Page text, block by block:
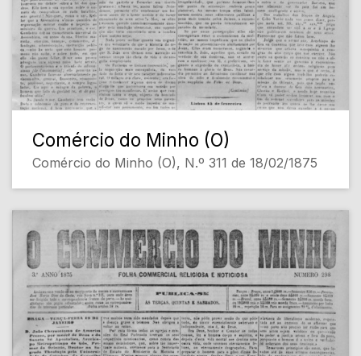
Comércio do Minho (O)
Comércio do Minho (O), N.º 311 de 18/02/1875